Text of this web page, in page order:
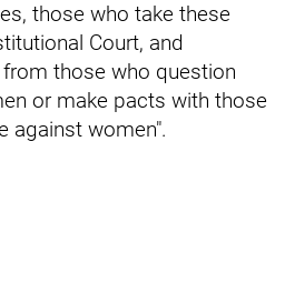
those who take these
Court, and
those who question
or make pacts with those
against women".